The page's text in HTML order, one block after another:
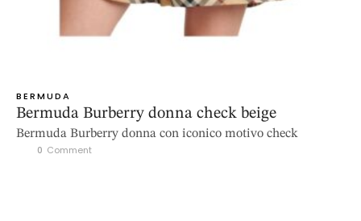
BERMUDA
Bermuda Burberry donna check beige
Bermuda Burberry donna con iconico motivo check
0 Comment